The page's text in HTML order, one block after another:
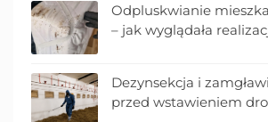
Odpluskwianie
– jak wyglądała
Dezynsekcja i
przed wstawieniem